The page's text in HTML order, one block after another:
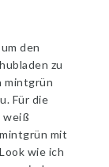
den
zu
mintgrün
Für die
weiß
mit
wie ich